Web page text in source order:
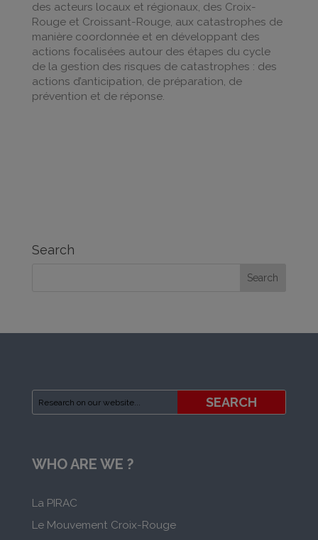
des acteurs locaux et régionaux, des Croix-
Rouge et Croissant-Rouge, aux catastrophes de
manière coordonnée et en développant des
actions focalisées autour des étapes du cycle
de la gestion des risques de catastrophes : des
actions d’anticipation, de préparation, de
prévention et de réponse.
Search
WHO ARE WE ?
La PIRAC
Le Mouvement Croix-Rouge